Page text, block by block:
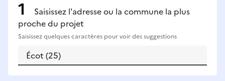
Saisissez l'adresse ou la commune la plus
proche du projet
Saisissez quelques caractères pour voir des suggestions